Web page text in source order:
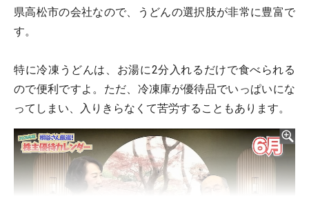
県高松市の会社なので、うどんの選択肢が非常に豊富で
す。
特に冷凍うどんは、お湯に2分入れるだけで食べられる
ので便利ですよ。ただ、冷凍庫が優待品でいっぱいにな
ってしまい、入りきらなくて苦労することもあります。